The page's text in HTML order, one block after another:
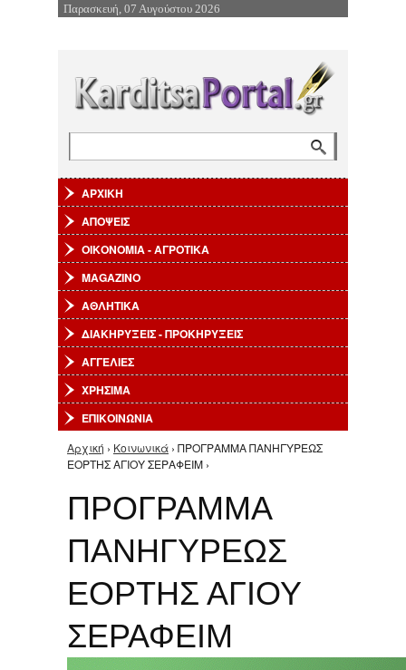
Επιστροφή στην Πλοήγηση
Παρασκευή, 07 Αυγούστου 2026
ΑΡΧΙΚΗ
ΑΠΟΨΕΙΣ
ΟΙΚΟΝΟΜΙΑ - ΑΓΡΟΤΙΚΑ
MAGAZINO
ΑΘΛΗΤΙΚΑ
ΔΙΑΚΗΡΥΞΕΙΣ - ΠΡΟΚΗΡΥΞΕΙΣ
ΑΓΓΕΛΙΕΣ
ΧΡΗΣΙΜΑ
ΕΠΙΚΟΙΝΩΝΙΑ
Είστε εδώ
Αρχική › Κοινωνικά › ΠΡΟΓΡΑΜΜΑ ΠΑΝΗΓΥΡΕΩΣ
ΕΟΡΤΗΣ ΑΓΙΟΥ ΣΕΡΑΦΕΙΜ ›
ΠΡΟΓΡΑΜΜΑ
ΠΑΝΗΓΥΡΕΩΣ
ΕΟΡΤΗΣ ΑΓΙΟΥ
ΣΕΡΑΦΕΙΜ